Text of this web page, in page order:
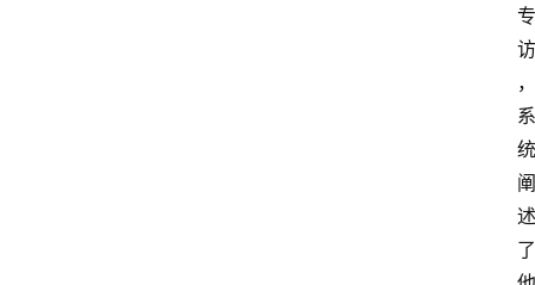
专
访
，
系
统
阐
述
了